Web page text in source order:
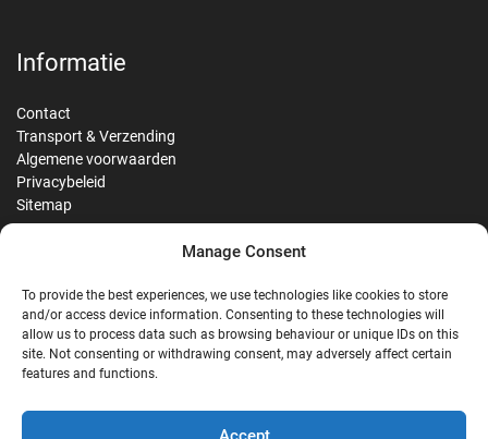
Manage Consent
To provide the best experiences, we use technologies like cookies to store
and/or access device information. Consenting to these technologies will
allow us to process data such as browsing behaviour or unique IDs on this
site. Not consenting or withdrawing consent, may adversely affect certain
features and functions.
Informatie
Contact
Transport & Verzending
Algemene voorwaarden
Privacybeleid
Sitemap
G Google Reviews